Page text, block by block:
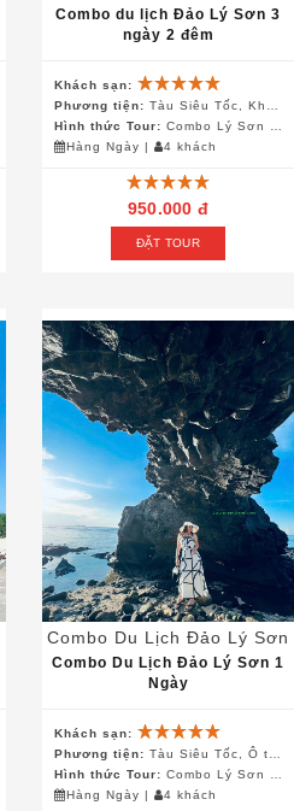
Combo du lịch Đảo Lý Sơn 3
ngày 2 đêm
Khách sạn:
Phương tiện: Tàu Siêu Tốc, Khách Sạn, Canô
Hình thức Tour: Combo Lý Sơn 3 ngày 2 đêm
Hàng Ngày | 4 khách
950.000 đ
ĐẶT TOUR
Combo Du Lịch Đảo Lý Sơn
Combo Du Lịch Đảo Lý Sơn 1
Ngày
Khách sạn:
Phương tiện: Tàu Siêu Tốc, Ô tô/Xe máy
Hình thức Tour: Combo Lý Sơn 1 ngày
Hàng Ngày | 4 khách